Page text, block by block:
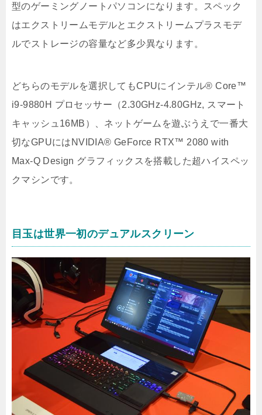
型のゲーミングノートパソコンになります。スペック
はエクストリームモデルとエクストリームプラスモデ
ルでストレージの容量など多少異なります。
どちらのモデルを選択してもCPUにインテル® Core™
i9-9880H プロセッサー（2.30GHz-4.80GHz, スマート
キャッシュ16MB）、ネットゲームを遊ぶうえで一番大
切なGPUにはNVIDIA® GeForce RTX™ 2080 with
Max-Q Design グラフィックスを搭載した超ハイスペッ
クマシンです。
目玉は世界一初のデュアルスクリーン